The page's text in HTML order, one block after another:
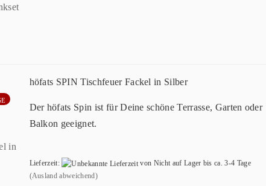
höfats SPIN Tischfeuer Fackel in Silber
Der höfats Spin ist für Deine schöne Terrasse, Garten oder
Balkon geeignet.
Lieferzeit:
von Nicht auf Lager bis ca. 3-4 Tage
(Ausland abweichend)